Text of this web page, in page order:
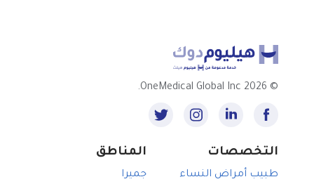
©
2026 OneMedical Global Inc.
التخصصات
طبيب أمراض النساء
المناطق
جميرا